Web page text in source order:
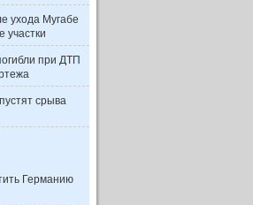
ухода Мугабе
участки
при ДТП
срыва
Германию